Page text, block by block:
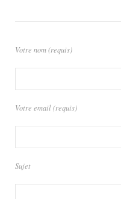
Votre nom (requis)
Votre email (requis)
Sujet